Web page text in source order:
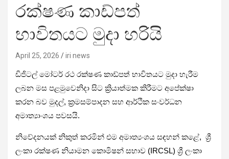
රක්ෂණ කාඩ්පත්
භාවිතයට මුදා හරියි
April 25, 2026 iri news
ඩිජිටල් මෝටර් රථ රක්ෂණ කාඩ්පත් භාවිතයට මුදා හැරීම
ලබන මස පළමුවෙනිදා සිට ක්‍රියාත්මක කිරීමට අපේක්ෂා
කරන බව මුදල්, ක්‍රමසම්පාදන සහ ආර්ථික සංවර්ධන
අමාත්‍යාංශය පවසයි.
නිවේදනයක් නිකුත් කරමින් එම අමාත්‍යංශය සඳහන් කළේ, ශ්‍රී
ලංකා රක්ෂණ නියාමන කොමිෂන් සභාව (IRCSL) ශ්‍රී ලංකා